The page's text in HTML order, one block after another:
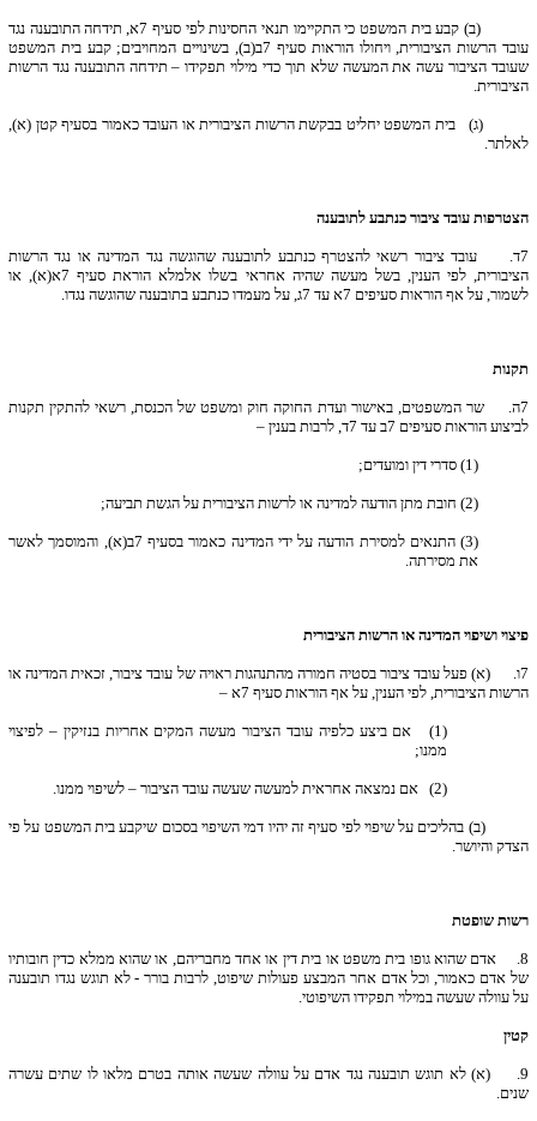
(ב) קבע בית המשפט כי התקיימו תנאי החסינות לפי סעיף 7א, תידחה התובענה נגד
עובד הרשות הציבורית, ויחולו הוראות סעיף 7ב(ב), בשינויים המחויבים; קבע בית המשפט
שעובד הציבור עשה את המעשה שלא תוך כדי מילוי תפקידו – תידחה התובענה נגד הרשות
הציבורית.
(ג) בית המשפט יחליט בבקשת הרשות הציבורית או העובד כאמור בסעיף קטן (א),
לאלתר.
הצטרפות עובד ציבור כנתבע לתובענה
7ד. עובד ציבור רשאי להצטרף כנתבע לתובענה שהוגשה נגד המדינה או נגד הרשות
הציבורית, לפי הענין, בשל מעשה שהיה אחראי בשלו אלמלא הוראת סעיף 7א(א), או
לשמור, על אף הוראות סעיפים 7א עד 7ג, על מעמדו כנתבע בתובענה שהוגשה נגדו.
תקנות
7ה. שר המשפטים, באישור ועדת החוקה חוק ומשפט של הכנסת, רשאי להתקין תקנות
לביצוע הוראות סעיפים 7ב עד 7ד, לרבות בענין –
(1) סדרי דין ומועדים;
(2) חובת מתן הודעה למדינה או לרשות הציבורית על הגשת תביעה;
(3) התנאים למסירת הודעה על ידי המדינה כאמור בסעיף 7ב(א), והמוסמך לאשר
את מסירתה.
פיצוי ושיפוי המדינה או הרשות הציבורית
7ו. (א) פעל עובד ציבור בסטיה חמורה מהתנהגות ראויה של עובד ציבור, זכאית המדינה או
הרשות הציבורית, לפי הענין, על אף הוראות סעיף 7א –
(1) אם ביצע כלפיה עובד הציבור מעשה המקים אחריות בנזיקין – לפיצוי
ממנו;
(2) אם נמצאה אחראית למעשה שעשה עובד הציבור – לשיפוי ממנו.
(ב) בהליכים על שיפוי לפי סעיף זה יהיו דמי השיפוי בסכום שיקבע בית המשפט על פי
הצדק והיושר.
רשות שופטת
8.
אדם שהוא גופו בית משפט או בית דין או אחד מחבריהם, או שהוא ממלא כדין חובותיו
של אדם כאמור, וכל אדם אחר המבצע פעולות שיפוט, לרבות בורר - לא תוגש נגדו תובענה
על עוולה שעשה במילוי תפקידו השיפוטי.
קטין
9.
(א) לא תוגש תובענה נגד אדם על עוולה שעשה אותה בטרם מלאו לו שתים עשרה
שנים.